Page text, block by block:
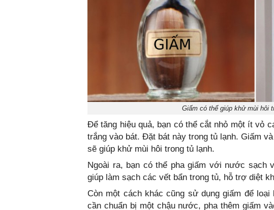
Giấm có thể giúp khử mùi hôi
Để tăng hiệu quả, bạn có thể cắt nhỏ một ít vỏ
trắng vào bát. Đặt bát này trong tủ lạnh. Giấm
sẽ giúp khử mùi hôi trong tủ lạnh.
Ngoài ra, bạn có thể pha giấm với nước sạch
giúp làm sạch các vết bẩn trong tủ, hỗ trợ diệt
Còn một cách khác cũng sử dụng giấm để
cần chuẩn bị một chậu nước, pha thêm giấm